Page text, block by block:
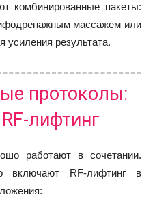
комбинированные пакеты:
массажем или
усиления результата.
протоколы:
лифтинг
работают в сочетании.
включают RF-лифтинг в